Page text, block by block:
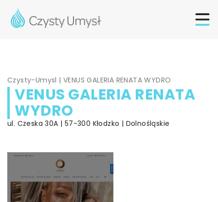
Czysty-Umysl |VENUS GALERIA RENATA WYDRO
VENUS GALERIA RENATA
WYDRO
ul. Czeska 30A | 57-300 Kłodzko | Dolnośląskie